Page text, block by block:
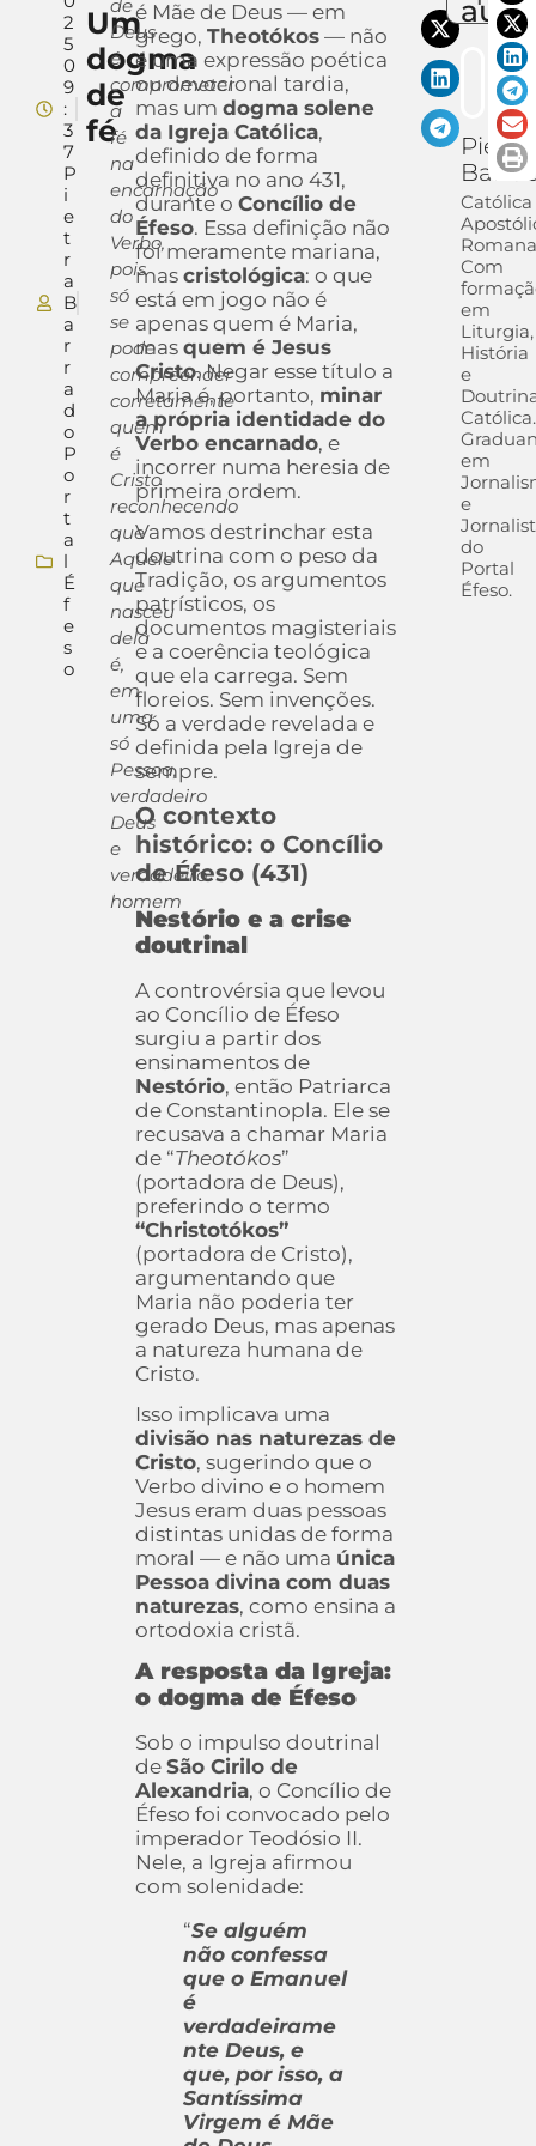
2
5
0
9
:
3
7
P
i
e
t
r
a
B
a
r
r
a
d
o
P
o
r
t
a
l
É
f
e
s
o
Um
dogma
de
fé
de
Deus
é
comprometer
a
fé
na
encarnação
do
Verbo,
pois
só
se
pode
compreender
corretamente
quem
é
Cristo
reconhecendo
que
Aquele
que
nasceu
dela
é,
em
uma
só
Pessoa,
verdadeiro
Deus
e
verdadeiro
homem
é Mãe de Deus — em
grego, Theotókos— não
é uma expressão poética
ou devocional tardia,
mas um dogma solene
da Igreja Católica,
definido de forma
definitiva no ano 431,
durante o Concílio de
Éfeso. Essa definição não
foi meramente mariana,
mas cristológica: o que
está em jogo não é
apenas quem é Maria,
mas quem é Jesus
Cristo. Negar esse título a
Maria é, portanto, minar
a própria identidade do
Verbo encarnado, e
incorrer numa heresia de
primeira ordem.
Vamos destrinchar esta
doutrina com o peso da
Tradição, os argumentos
patrísticos, os
documentos magisteriais
e a coerência teológica
que ela carrega. Sem
floreios. Sem invenções.
Só a verdade revelada e
definida pela Igreja de
sempre.
O contexto
histórico: o Concílio
de Éfeso (431)
Nestório e a crise
doutrinal
A controvérsia que levou
ao Concílio de Éfeso
surgiu a partir dos
ensinamentos de
Nestório, então Patriarca
de Constantinopla. Ele se
recusava a chamar Maria
de “Theotókos”
(portadora de Deus),
preferindo o termo
“Christotókos”
(portadora de Cristo),
argumentando que
Maria não poderia ter
gerado Deus, mas apenas
a natureza humana de
Cristo.
Isso implicava uma
divisão nas naturezas de
Cristo, sugerindo que o
Verbo divino e o homem
Jesus eram duas pessoas
distintas unidas de forma
moral — e não uma única
Pessoa divina com duas
naturezas, como ensina a
ortodoxia cristã.
A resposta da Igreja:
o dogma de Éfeso
Sob o impulso doutrinal
de São Cirilo de
Alexandria, o Concílio de
Éfeso foi convocado pelo
imperador Teodósio II.
Nele, a Igreja afirmou
com solenidade:
“Se alguém
não confessa
que o Emanuel
é
verdadeirame
nte Deus, e
que, por isso, a
Santíssima
Virgem é Mãe
Pietra
Católica
Com
em
Liturgia,
História
e
Católica.
em
e
do
Portal
Éfeso.